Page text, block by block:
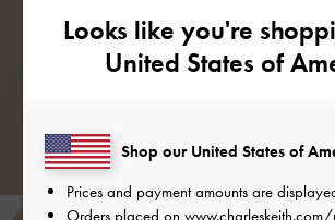
Looks like you're
United States of
Shop our United States of
Prices and payment amounts are
Orders placed on www.charleskeith.com/